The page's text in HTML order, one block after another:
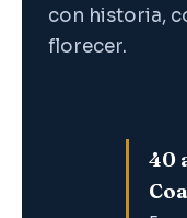
con historia,
florecer.
40